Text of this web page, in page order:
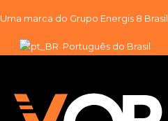
Pular
para
Uma marca do Grupo Energis 8 Brasil
Português do Brasil